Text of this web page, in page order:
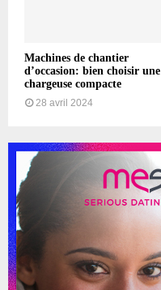
Machines de chantier
d’occasion: bien choisir une
chargeuse compacte
28 avril 2024